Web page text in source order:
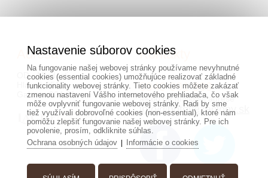
Adresa
OD - Mladosť
Hlavná 951
Galanta 924 01
Kontakty
0940 091 999
alebo na mailovej adrese
info@hotovezaclony.sk
Nastavenie súborov cookies
Na fungovanie našej webovej stránky používame nevyhnutné
cookies (essential cookies) umožňujúce realizovať základné
funkcionality webovej stránky. Tieto cookies môžete zakázať
zmenou nastavení Vášho internetového prehliadača, čo však
môže ovplyvniť fungovanie webovej stránky. Radi by sme
tiež využívali dobrovoľné cookies (non-essential), ktoré nám
pomôžu zlepšiť fungovanie našej webovej stránky. Pre ich
povolenie, prosím, odkliknite súhlas.
Ochrana osobných údajov| Informácie o cookies